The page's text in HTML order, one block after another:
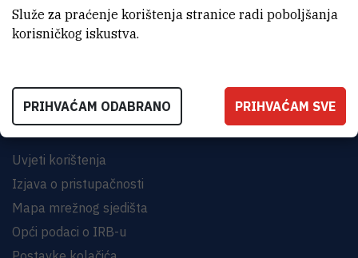
Bijenička cesta 54, 10000 Zagreb
KONTAKTIRAJTE NAS
Uvjeti korištenja
Izjava o pristupačnosti
Mapa mrežnog sjedišta
Opći podaci o IRB-u
Služe za praćenje korištenja stranice radi poboljšanja
korisničkog iskustva.
PRIHVAĆAM ODABRANO PRIHVAĆAM SVE